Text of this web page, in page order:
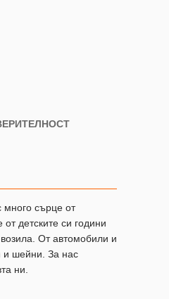
много сърце от
детските си години
От автомобили и
и шейни. За нас
ни.